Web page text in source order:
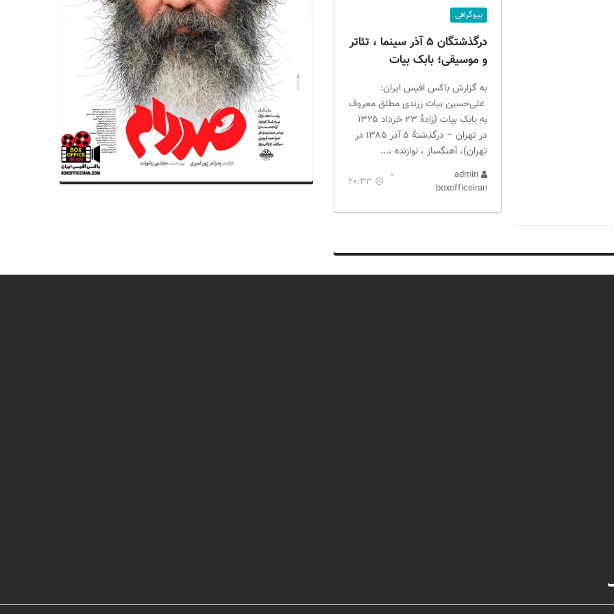
بیوگرافی
درگذشتگان ۵ آذر سینما ، تئاتر
و موسیقی؛ بابک بیات
به گزارش باکس افیس ایران:
علی‌حسین بیات زرندی مطلق معروف
به بابک بیات (زادهٔ ۲۳ خرداد ۱۳۲۵
در تهران – درگذشتهٔ ۵ آذر ۱۳۸۵ در
تهران)، آهنگساز ، نوازنده ،...
admin
boxofficeiran
20:33